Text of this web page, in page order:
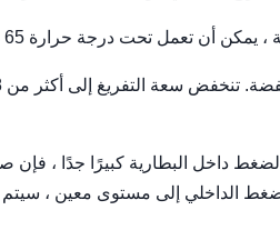
داخل البطارية كبيرًا جدًا ، فإن
الداخلي إلى مستوى معين ،